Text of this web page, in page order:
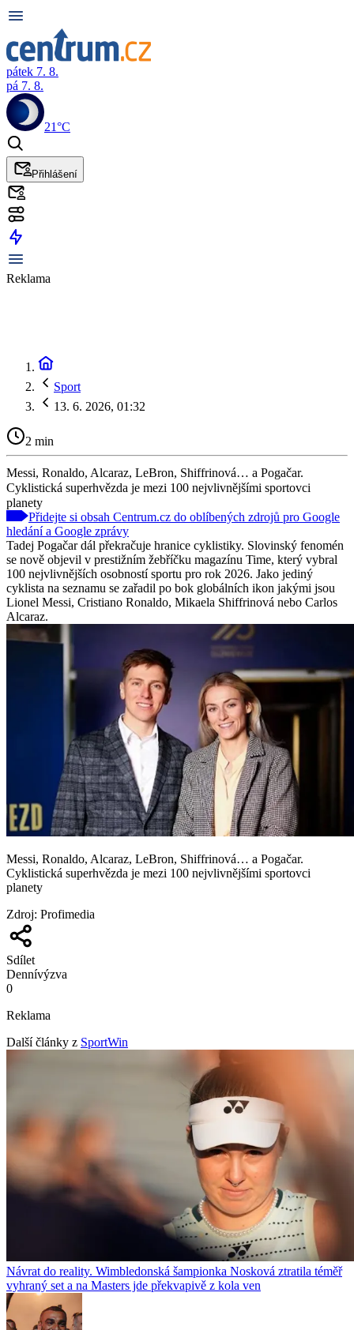
pátek 7. 8.
pá 7. 8.
21°C
Přihlášení
Reklama
Sport
13. 6. 2026, 01:32
2 min
Messi, Ronaldo, Alcaraz, LeBron, Shiffrinová… a Pogačar.
Cyklistická superhvězda je mezi 100 nejvlivnějšími sportovci
planety
Přidejte si obsah Centrum.cz do oblíbených zdrojů pro Google
hledání a Google zprávy
Tadej Pogačar dál překračuje hranice cyklistiky. Slovinský fenomén
se nově objevil v prestižním žebříčku magazínu Time, který vybral
100 nejvlivnějších osobností sportu pro rok 2026. Jako jediný
cyklista na seznamu se zařadil po bok globálních ikon jakými jsou
Lionel Messi, Cristiano Ronaldo, Mikaela Shiffrinová nebo Carlos
Alcaraz.
Messi, Ronaldo, Alcaraz, LeBron, Shiffrinová… a Pogačar.
Cyklistická superhvězda je mezi 100 nejvlivnějšími sportovci
planety
Zdroj: Profimedia
Sdílet
Dennívýzva
0
Reklama
Další články z SportWin
Návrat do reality. Wimbledonská šampionka Nosková ztratila téměř
vyhraný set a na Masters jde překvapivě z kola ven